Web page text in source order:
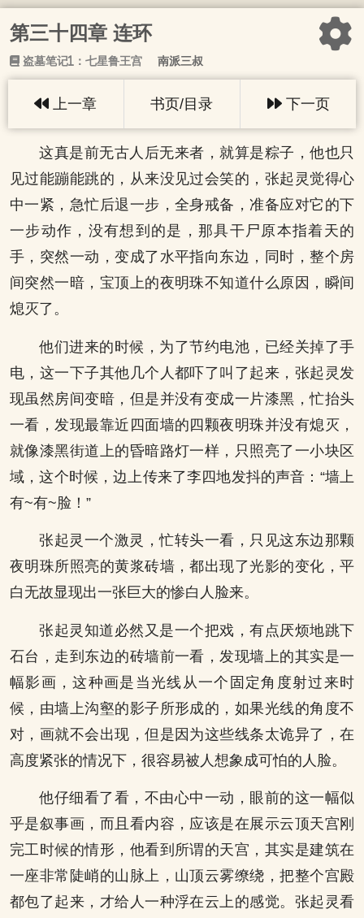
第三十四章 连环
盗墓笔记1：七星鲁王宫 南派三叔
上一章 书页/目录 下一页
这真是前无古人后无来者，就算是粽子，他也只
见过能蹦能跳的，从来没见过会笑的，张起灵觉得心
中一紧，急忙后退一步，全身戒备，准备应对它的下
一步动作，没有想到的是，那具干尸原本指着天的
手，突然一动，变成了水平指向东边，同时，整个房
间突然一暗，宝顶上的夜明珠不知道什么原因，瞬间
熄灭了。
他们进来的时候，为了节约电池，已经关掉了手
电，这一下子其他几个人都吓了叫了起来，张起灵发
现虽然房间变暗，但是并没有变成一片漆黑，忙抬头
一看，发现最靠近四面墙的四颗夜明珠并没有熄灭，
就像漆黑街道上的昏暗路灯一样，只照亮了一小块区
域，这个时候，边上传来了李四地发抖的声音：“墙上
有~有~脸！”
张起灵一个激灵，忙转头一看，只见这东边那颗
夜明珠所照亮的黄浆砖墙，都出现了光影的变化，平
白无故显现出一张巨大的惨白人脸来。
张起灵知道必然又是一个把戏，有点厌烦地跳下
石台，走到东边的砖墙前一看，发现墙上的其实是一
幅影画，这种画是当光线从一个固定角度射过来时
候，由墙上沟壑的影子所形成的，如果光线的角度不
对，画就不会出现，但是因为这些线条太诡异了，在
高度紧张的情况下，很容易被人想象成可怕的人脸。
他仔细看了看，不由心中一动，眼前的这一幅似
乎是叙事画，而且看内容，应该是在展示云顶天宫刚
完工时候的情形，他看到所谓的天宫，其实是建筑在
一座非常陡峭的山脉上，山顶云雾缭绕，把整个宫殿
都包了起来，才给人一种浮在云上的感觉。张起灵看